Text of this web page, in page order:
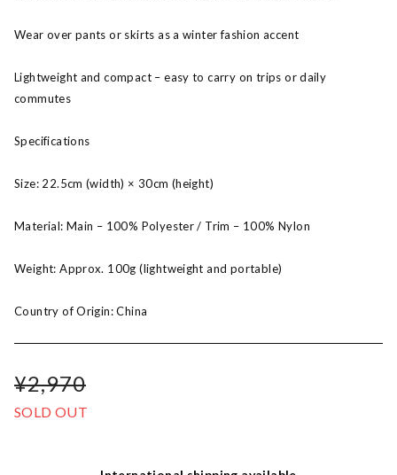
Wear over pants or skirts as a winter fashion accent
Lightweight and compact – easy to carry on trips or daily
commutes
Specifications
Size: 22.5cm (width) × 30cm (height)
Material: Main – 100% Polyester / Trim – 100% Nylon
Weight: Approx. 100g (lightweight and portable)
Country of Origin: China
¥2,970
SOLD OUT